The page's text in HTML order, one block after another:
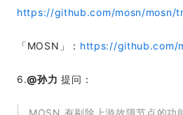
https://github.com/mosn/mosn/
「MOSN」： https://github.com/
6.@孙力 提问：
MOSN 有剔除上游故障节点的功